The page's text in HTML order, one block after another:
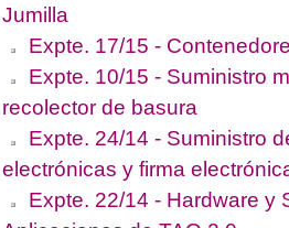
Jumilla
Expte. 17/15 -
Expte. 10/15 - Suministro
recolector de basura
Expte. 24/14 - Suministro
electrónicas y firma
Expte. 22/14 - Hardware y